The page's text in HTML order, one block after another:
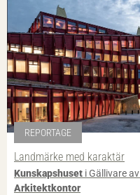
REPORTAGE
Landmärke med karaktär
Kunskapshuset i Gällivare av
Arkitektkontor